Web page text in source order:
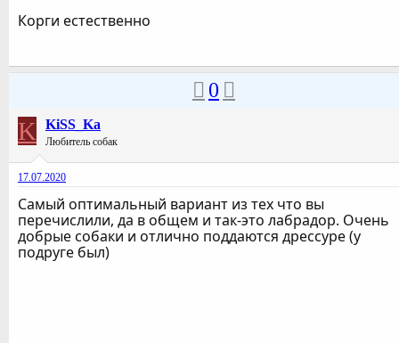
Корги естественно
0
K KiSS_Ka
Любитель собак
17.07.2020
Самый оптимальный вариант из тех что вы
перечислили, да в общем и так-это лабрадор. Очень
добрые собаки и отлично поддаются дрессуре (у
подруге был)